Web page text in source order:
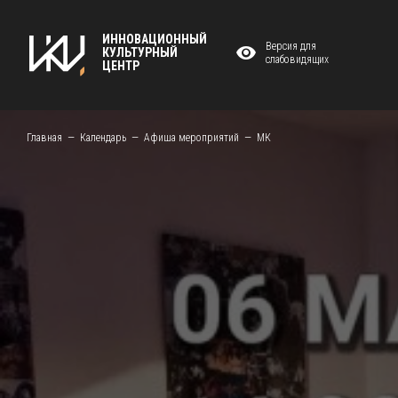
ИННОВАЦИОННЫЙ
КУЛЬТУРНЫЙ
ЦЕНТР
Версия для
слабовидящих
Главная Календарь Афиша мероприятий МК